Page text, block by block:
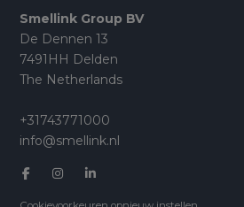
Smellink Group BV
De Dennen 13
7491HH Delden
The Netherlands
+31743771000
info@smellink.nl